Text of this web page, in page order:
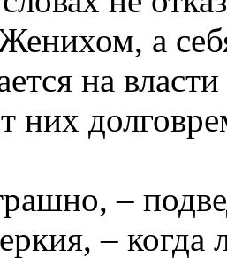
а
на
них
–
– когда